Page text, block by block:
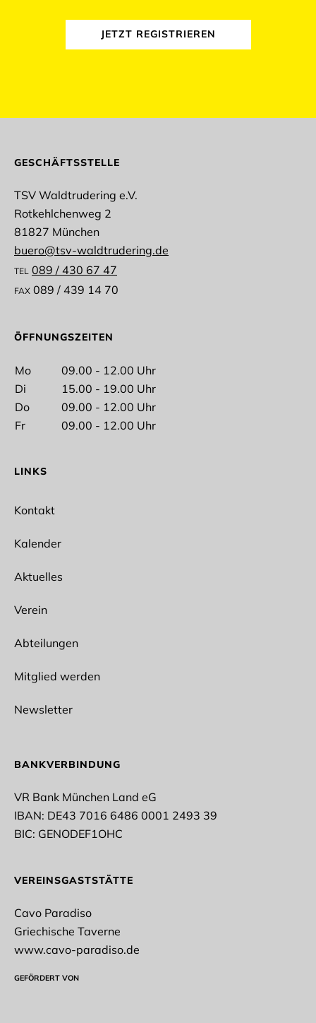
JETZT REGISTRIEREN
Anrede
Nachname
Ich interessiere mich für folgende Abteilungen
Spikeball
Wun Hop Kuen Do
Outdoor
Rope Skipping
Stockschießen
* Pflichtfelder
der datenschutzrechtlichen Einwilligungserklärung
zu.
Datenschutzerklärung
GESCHÄFTSSTELLE
TSV Waldtrudering e.V.
Rotkehlchenweg 2
81827 München
buero@tsv-waldtrudering.de
TEL 089 / 430 67 47
FAX 089 / 439 14 70
ÖFFNUNGSZEITEN
Mo
09.00 - 12.00 Uhr
Di
15.00 - 19.00 Uhr
Do
09.00 - 12.00 Uhr
Fr
09.00 - 12.00 Uhr
LINKS
Kontakt
Kalender
Aktuelles
Verein
Abteilungen
Mitglied werden
Newsletter
BANKVERBINDUNG
VR Bank München Land eG
IBAN: DE43 7016 6486 0001 2493 39
BIC: GENODEF1OHC
VEREINSGASTSTÄTTE
Cavo Paradiso
Griechische Taverne
www.cavo-paradiso.de
GEFÖRDERT VON